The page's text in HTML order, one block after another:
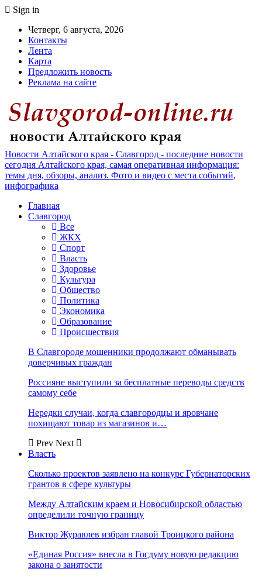
Sign in
Четверг, 6 августа, 2026
Контакты
Лента
Карта
Предложить новость
Реклама на сайте
Новости Алтайского края - Славгород - последние новости
сегодня Алтайского края, самая оперативная информация:
темы дня, обзоры, анализ. Фото и видео с места событий,
инфографика
Главная
Славгород
Все
ЖКХ
Спорт
Власть
Здоровье
Культура
Общество
Политика
Экономика
Образование
Происшествия
В Славгороде мошенники продолжают обманывать
доверчивых граждан
Россияне выступили за бесплатные переводы средств
самому себе
Нередки случаи, когда славгородцы и яровчане
похищают товар из магазинов и…
Prev Next
Власть
Сколько проектов заявлено на конкурс Губернаторских
грантов в сфере культуры
Между Алтайским краем и Новосибирской областью
определили точную границу
Виктор Журавлев избран главой Троицкого района
«Единая Россия» внесла в Госдуму новую редакцию
закона о занятости